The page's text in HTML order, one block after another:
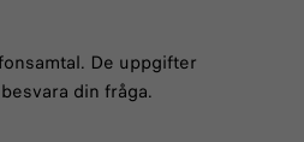
De uppgifter
din fråga.